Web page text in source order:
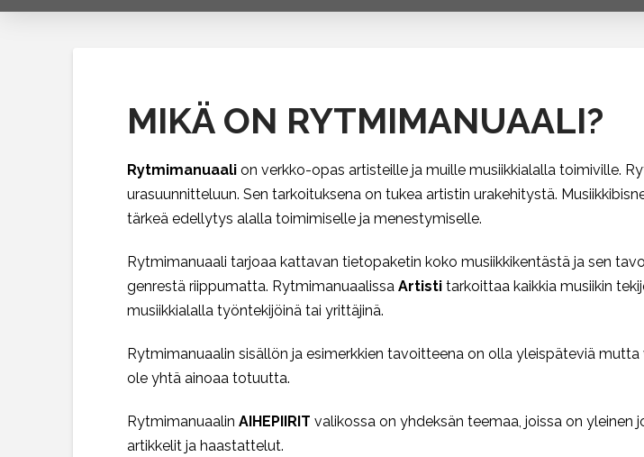
MIKÄ ON RYTMIMANUAALI?
Rytmimanuaalion verkko-opas artisteille ja muille musiikkialalla toimiville.
urasuunnitteluun. Sen tarkoituksena on tukea artistin urakehitystä.
tärkeä edellytys alalla toimimiselle ja menestymiselle.
Rytmimanuaali tarjoaa kattavan tietopaketin koko musiikkikentästä ja sen
genrestä riippumatta. Rytmimanuaalissa Artistitarkoittaa kaikkia musiikin
musiikkialalla työntekijöinä tai yrittäjinä.
Rytmimanuaalin sisällön ja esimerkkien tavoitteena on olla yleispäteviä
ole yhtä ainoaa totuutta.
Rytmimanuaalin AIHEPIIRIT valikossa on yhdeksän teemaa, joissa on
artikkelit ja haastattelut.